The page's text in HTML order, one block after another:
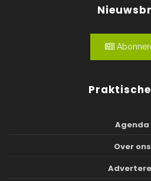
Agenda
Over ons